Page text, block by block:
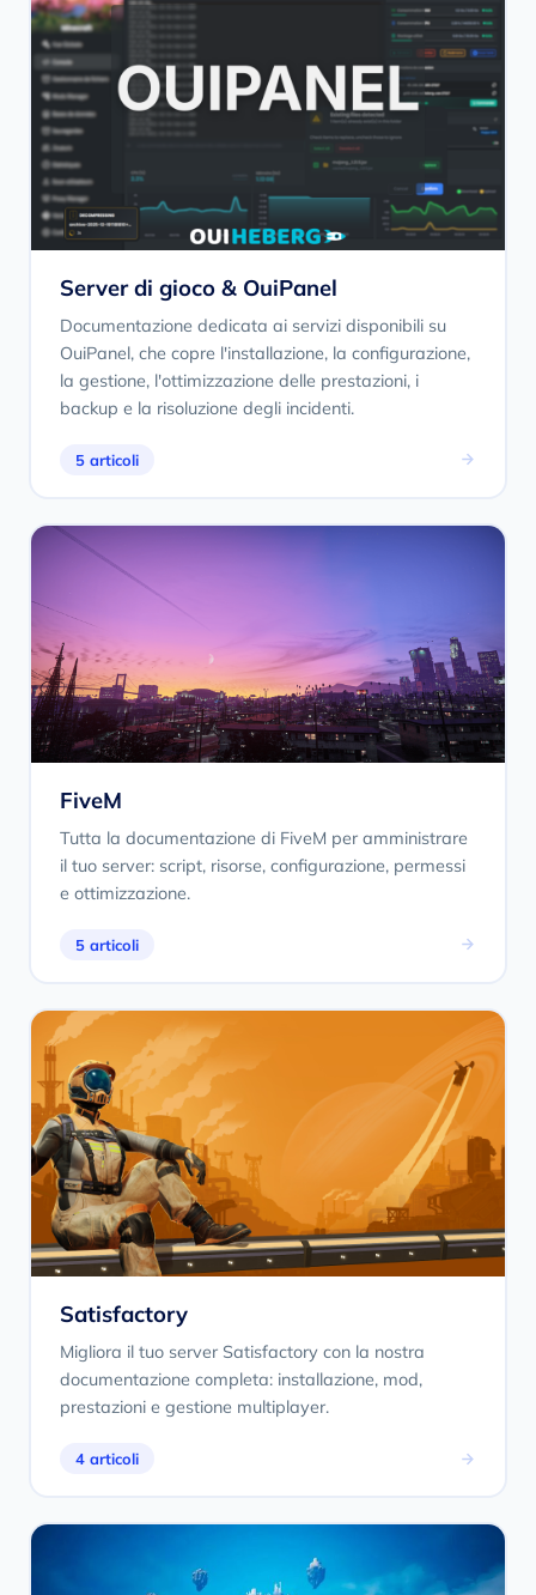
Server di gioco & OuiPanel
Documentazione dedicata ai servizi disponibili su
OuiPanel, che copre l'installazione, la configurazione,
la gestione, l'ottimizzazione delle prestazioni, i
backup e la risoluzione degli incidenti.
5 articoli
FiveM
Tutta la documentazione di FiveM per amministrare
il tuo server: script, risorse, configurazione, permessi
e ottimizzazione.
5 articoli
Satisfactory
Migliora il tuo server Satisfactory con la nostra
documentazione completa: installazione, mod,
prestazioni e gestione multiplayer.
4 articoli